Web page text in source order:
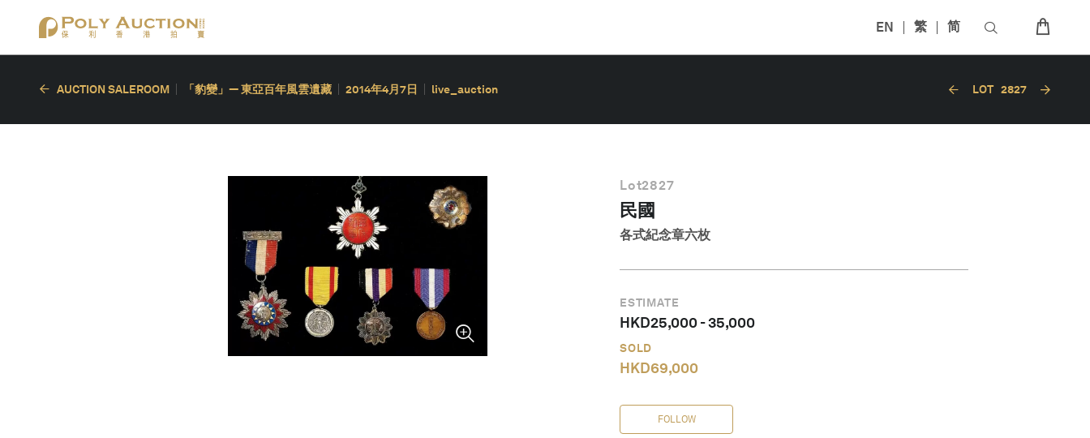
EN 繁 简
AUCTION SALEROOM 「豹變」— 東亞百年風雲遺藏 2014年4月7日 live_auction LOT 2827
Lot2827
民國
各式紀念章六枚
ESTIMATE
HKD25,000-35,000
SOLD
HKD69,000
FOLLOW